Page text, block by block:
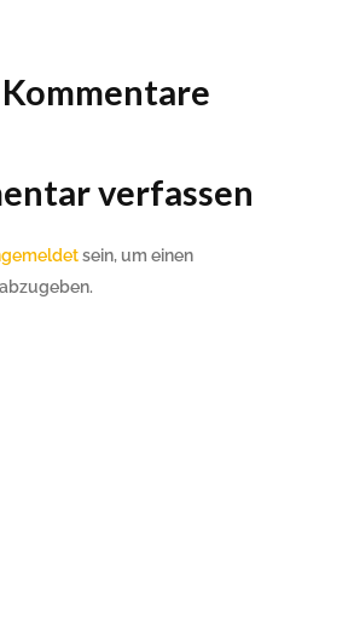
verfassen
sein, um einen